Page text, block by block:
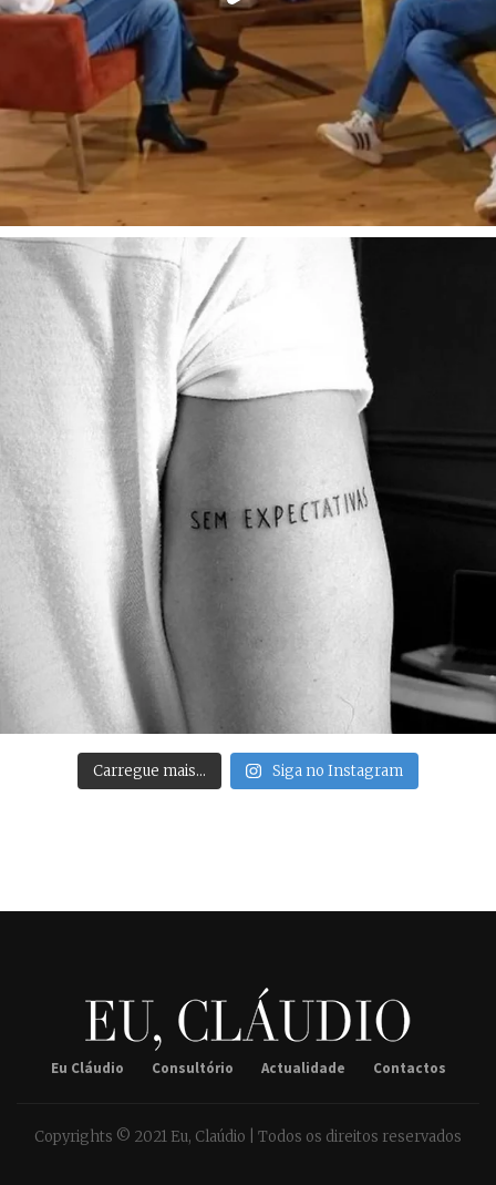
Carregue mais… Siga no Instagram
Eu Cláudio Consultório Actualidade Contactos
Copyrights © 2021 Eu, Claúdio | Todos os direitos reservados